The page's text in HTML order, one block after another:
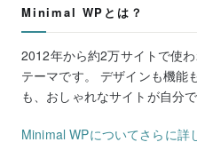
Minimal WPとは？
2012年から約2万サイトで使
テーマです。 デザインも機能
も、おしゃれなサイトが自分で
Minimal WPについてさらに詳